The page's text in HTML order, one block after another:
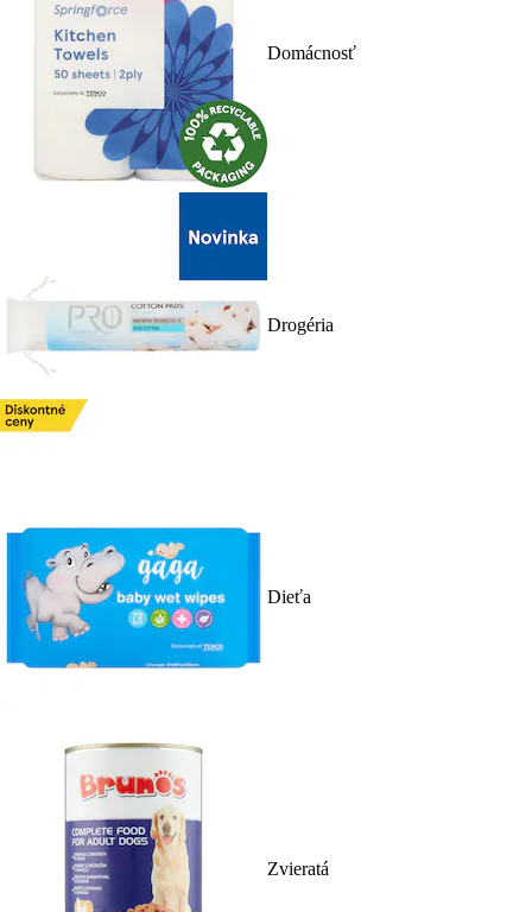
Domácnosť
Drogéria
Dieťa
Zvieratá